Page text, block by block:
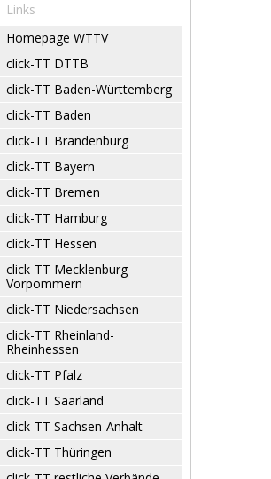
Links
Homepage WTTV
click-TT DTTB
click-TT Baden-Württemberg
click-TT Baden
click-TT Brandenburg
click-TT Bayern
click-TT Bremen
click-TT Hamburg
click-TT Hessen
click-TT Mecklenburg-
Vorpommern
click-TT Niedersachsen
click-TT Rheinland-
Rheinhessen
click-TT Pfalz
click-TT Saarland
click-TT Sachsen-Anhalt
click-TT Thüringen